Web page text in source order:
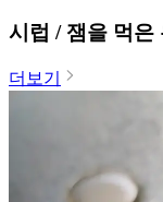
시럽 / 잼을 먹은
더보기